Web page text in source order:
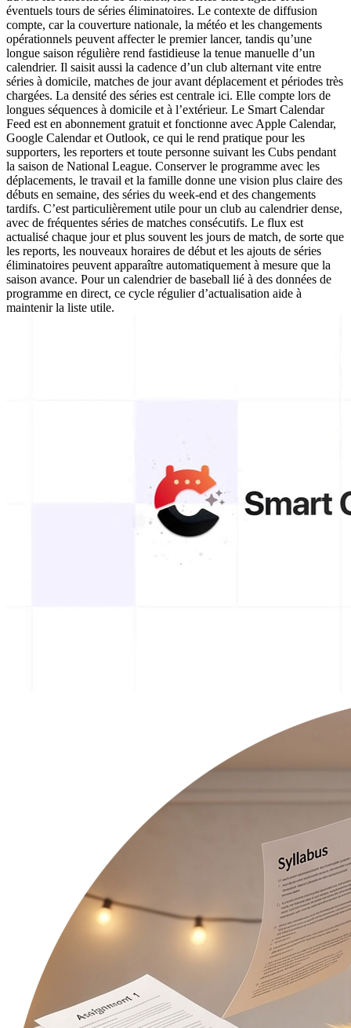
éventuels tours de séries éliminatoires. Le contexte de diffusion
compte, car la couverture nationale, la météo et les changements
opérationnels peuvent affecter le premier lancer, tandis qu’une
longue saison régulière rend fastidieuse la tenue manuelle d’un
calendrier. Il saisit aussi la cadence d’un club alternant vite entre
séries à domicile, matches de jour avant déplacement et périodes très
chargées. La densité des séries est centrale ici. Elle compte lors de
longues séquences à domicile et à l’extérieur. Le Smart Calendar
Feed est en abonnement gratuit et fonctionne avec Apple Calendar,
Google Calendar et Outlook, ce qui le rend pratique pour les
supporters, les reporters et toute personne suivant les Cubs pendant
la saison de National League. Conserver le programme avec les
déplacements, le travail et la famille donne une vision plus claire des
débuts en semaine, des séries du week-end et des changements
tardifs. C’est particulièrement utile pour un club au calendrier dense,
avec de fréquentes séries de matches consécutifs. Le flux est
actualisé chaque jour et plus souvent les jours de match, de sorte que
les reports, les nouveaux horaires de début et les ajouts de séries
éliminatoires peuvent apparaître automatiquement à mesure que la
saison avance. Pour un calendrier de baseball lié à des données de
programme en direct, ce cycle régulier d’actualisation aide à
maintenir la liste utile.